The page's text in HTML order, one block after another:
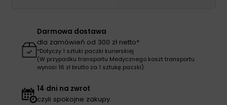
Darmowa dostawa
dla zamówień od 300 zł netto*
*Dotyczy 1 sztuki paczki kurierskiej
(W przypadku transportu Medycznego koszt transportu
wynosi 16 zł brutto za 1 sztukę paczki)
14 dni na zwrot
czyli spokojne zakupy